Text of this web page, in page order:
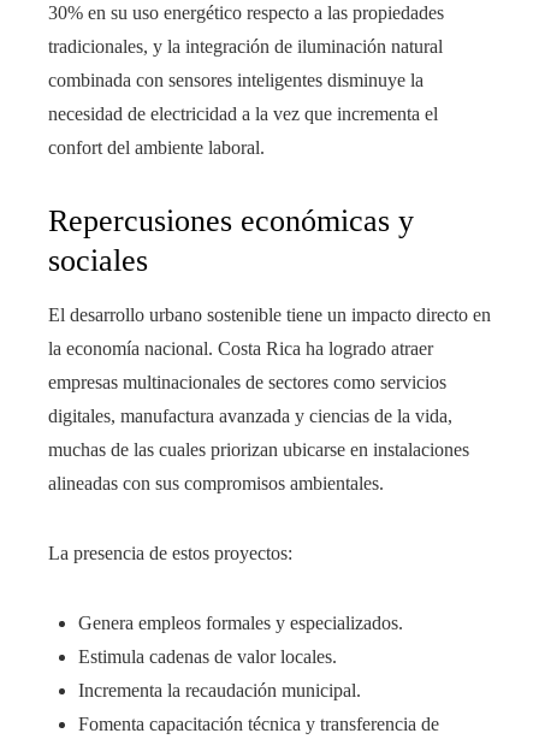
30% en su uso energético respecto a las propiedades
tradicionales, y la integración de iluminación natural
combinada con sensores inteligentes disminuye la
necesidad de electricidad a la vez que incrementa el
confort del ambiente laboral.
Repercusiones económicas y
sociales
El desarrollo urbano sostenible tiene un impacto directo en
la economía nacional. Costa Rica ha logrado atraer
empresas multinacionales de sectores como servicios
digitales, manufactura avanzada y ciencias de la vida,
muchas de las cuales priorizan ubicarse en instalaciones
alineadas con sus compromisos ambientales.
La presencia de estos proyectos:
Genera empleos formales y especializados.
Estimula cadenas de valor locales.
Incrementa la recaudación municipal.
Fomenta capacitación técnica y transferencia de